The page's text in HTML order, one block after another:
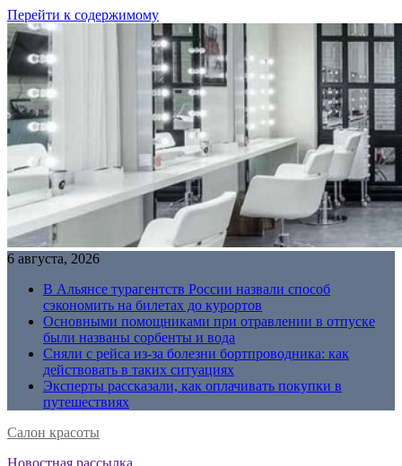
Перейти к содержимому
6 августа, 2026
В Альянсе турагентств России назвали способ
сэкономить на билетах до курортов
Основными помощниками при отравлении в отпуске
были названы сорбенты и вода
Сняли с рейса из-за болезни бортпроводника: как
действовать в таких ситуациях
Эксперты рассказали, как оплачивать покупки в
путешествиях
Салон красоты
Новостная рассылка